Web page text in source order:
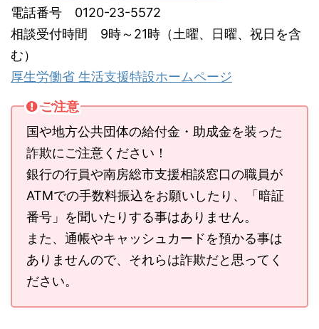
電話番号 0120-23-5572
相談受付時間 9時～21時（土曜、日曜、祝日を含
む）
厚生労働省 生活支援特設ホームページ
ご注意
国や地方公共団体の給付金・助成金を装った
詐欺にご注意ください！
銀行の行員や南房総市支援相談窓口の職員が
ATMでの手数料振込をお願いしたり、「暗証
番号」を聞いたりする事はありません。
また、通帳やキャッシュカードを預かる事は
ありませんので、それらは詐欺だと思ってく
ださい。